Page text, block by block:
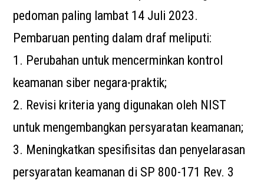
pedoman paling lambat 14 Juli 2023.
Pembaruan penting dalam draf meliputi:
1. Perubahan untuk mencerminkan kontrol
keamanan siber negara-praktik;
2. Revisi kriteria yang digunakan oleh NIST
untuk mengembangkan persyaratan keamanan;
3. Meningkatkan spesifisitas dan penyelarasan
persyaratan keamanan di SP 800-171 Rev. 3